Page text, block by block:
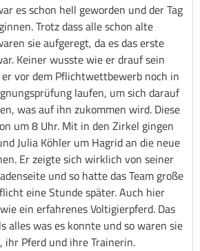
es schon hell geworden und der Tag
Trotz dass alle schon alte
sie aufgeregt, da es das erste
Keiner wusste wie er drauf sein
vor dem Pflichtwettbewerb noch in
laufen, um sich darauf
was auf ihn zukommen wird. Diese
um 8 Uhr. Mit in den Zirkel gingen
Julia Köhler um Hagrid an die neue
Er zeigte sich wirklich von seiner
und so hatte das Team große
eine Stunde später. Auch hier
ein erfahrenes Voltigierpferd. Das
alles was es konnte und so waren sie
ihr Pferd und ihre Trainerin.